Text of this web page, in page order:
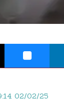
02/02/25